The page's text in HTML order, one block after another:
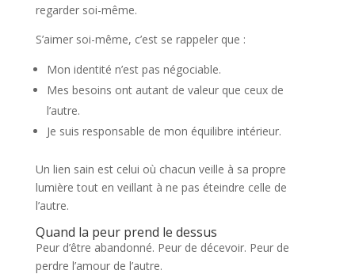
regarder soi-même.
S’aimer soi-même, c’est se rappeler que :
Mon identité n’est pas négociable.
Mes besoins ont autant de valeur que ceux de
l’autre.
Je suis responsable de mon équilibre intérieur.
Un lien sain est celui où chacun veille à sa propre
lumière tout en veillant à ne pas éteindre celle de
l’autre.
Quand la peur prend le dessus
Peur d’être abandonné. Peur de décevoir. Peur de
perdre l’amour de l’autre.